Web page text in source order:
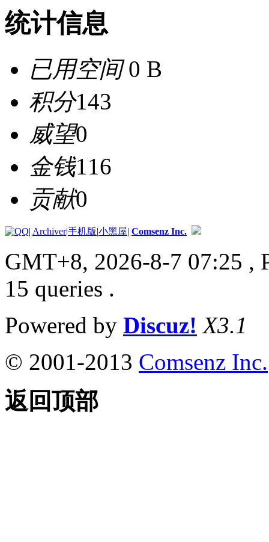
统计信息
已用空间0 B
积分143
威望0
金钱116
贡献0
| Archiver|手机版|小黑屋| Comsenz Inc.
GMT+8, 2026-8-7 07:25 ,
15 queries .
Powered by Discuz! X3.1
© 2001-2013 Comsenz Inc.
返回顶部